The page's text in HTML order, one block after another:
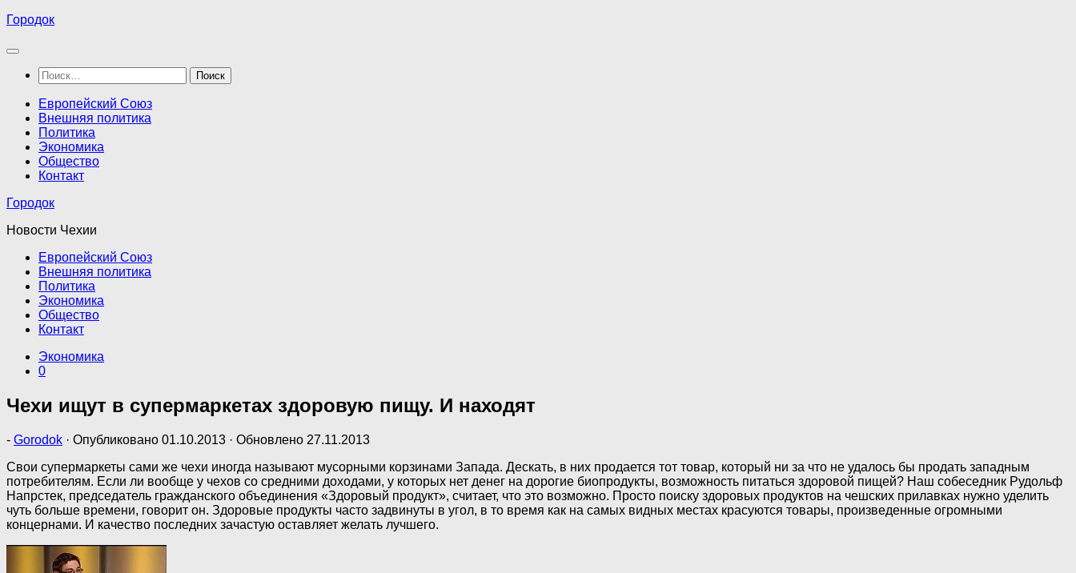
Перейти
содержимому
Городок
Найти:
Европейский Союз
Внешняя политика
Политика
Экономика
Общество
Контакт
Городок
Новости Чехии
Европейский Союз
Внешняя политика
Политика
Экономика
Общество
Контакт
Экономика
0
Чехи ищут в супермаркетах здоровую пищу. И находят
- Gorodok · Опубликовано 01.10.2013 · Обновлено 27.11.2013
Свои супермаркеты сами же чехи иногда называют мусорными корзинами Запада. Дескать, в них продается тот товар, который ни за что не удалось бы продать западным
потребителям. Если ли вообще у чехов со средними доходами, у которых нет денег на дорогие биопродукты, возможность питаться здоровой пищей? Наш собеседник Рудольф
Напрстек, председатель гражданского объединения «Здоровый продукт», считает, что это возможно. Просто поиску здоровых продуктов на чешских прилавках нужно уделить
чуть больше времени, говорит он. Здоровые продукты часто задвинуты в угол, в то время как на самых видных местах красуются товары, произведенные огромными
концернами. И качество последних зачастую оставляет желать лучшего.